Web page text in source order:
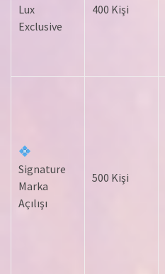
Lux
Exclusive
400 Kişi
Signature
Marka
Açılışı
500 Kişi